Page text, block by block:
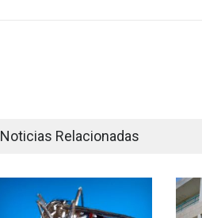
Noticias Relacionadas